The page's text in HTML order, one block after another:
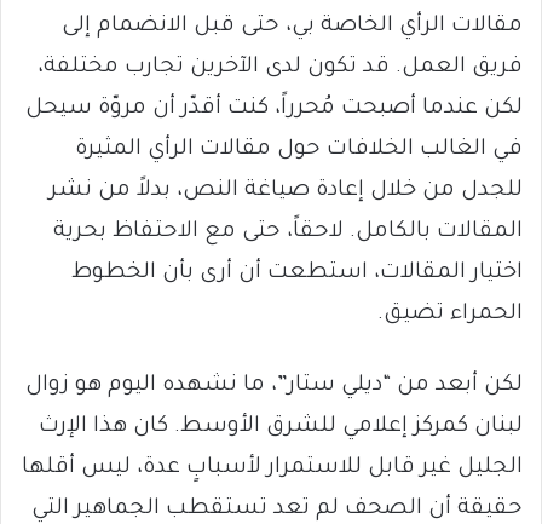
مقالات الرأي الخاصة بي، حتى قبل الانضمام إلى
فريق العمل. قد تكون لدى الآخرين تجارب مختلفة،
لكن عندما أصبحت مُحرراً، كنت أقدّر أن مروّة سيحل
في الغالب الخلافات حول مقالات الرأي المثيرة
للجدل من خلال إعادة صياغة النص، بدلاً من نشر
المقالات بالكامل. لاحقاً، حتى مع الاحتفاظ بحرية
اختيار المقالات، استطعت أن أرى بأن الخطوط
الحمراء تضيق.
لكن أبعد من “ديلي ستار”، ما نشهده اليوم هو زوال
لبنان كمركز إعلامي للشرق الأوسط. كان هذا الإرث
الجليل غير قابل للاستمرار لأسبابٍ عدة، ليس أقلها
حقيقة أن الصحف لم تعد تستقطب الجماهير التي